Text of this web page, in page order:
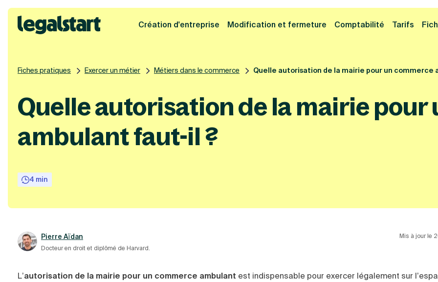
Cliquez ici pour reprendre votre démarche Fermer
Legalstart
Création d'entreprise Modification et fermeture Comptabilité Tarifs
Fiches pratiques Exercer un métier Métiers dans le commerce Quelle autorisation de la mairie pour un commerce
Quelle autorisation de la mairie pour
ambulant faut-il ?
4 min
Pierre Aïdan
Docteur en droit et diplômé de Harvard.
Mis à jour le
L’autorisation de la mairie pour un commerce ambulant est indispensable pour exercer légalement sur